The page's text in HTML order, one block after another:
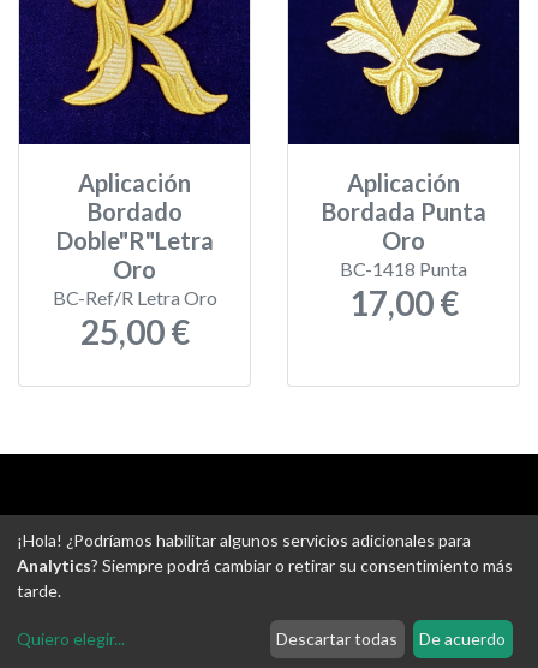
Aplicación
Bordado
Doble"R"Letra
Oro
BC-Ref/R Letra Oro
25,00 €
Aplicación
Bordada Punta
Oro
BC-1418 Punta
17,00 €
-Gastos de envío-Uso de cookies-Ajustes de Cookies
¡Hola! ¿Podríamos habilitar algunos servicios adicionales para
Analytics? Siempre podrá cambiar o retirar su consentimiento más
tarde.
Quiero elegir... Descartar todas De acuerdo